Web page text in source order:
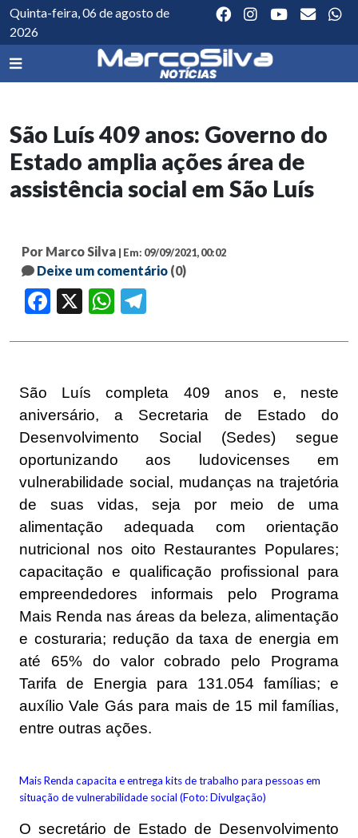
Quinta-feira, 06 de agosto de
2026
São Luís 409 anos: Governo do
Estado amplia ações área de
assistência social em São Luís
Por Marco Silva | Em: 09/09/2021, 00:02
Deixe um comentário (0)
Facebook WhatsApp
São Luís completa 409 anos e, neste
aniversário, a Secretaria de Estado do
Desenvolvimento Social (Sedes) segue
oportunizando aos ludovicenses em
vulnerabilidade social, mudanças na trajetória
de suas vidas, seja por meio de uma
alimentação adequada com orientação
nutricional nos oito Restaurantes Populares;
capacitação e qualificação profissional para
empreendedores informais pelo Programa
Mais Renda nas áreas da beleza, alimentação
e costuraria; redução da taxa de energia em
até 65% do valor cobrado pelo Programa
Tarifa de Energia para 131.054 famílias; e
auxílio Vale Gás para mais de 15 mil famílias,
entre outras ações.
Mais Renda capacita e entrega kits de trabalho para pessoas em
situação de vulnerabilidade social (Foto: Divulgação)
O secretário de Estado de Desenvolvimento